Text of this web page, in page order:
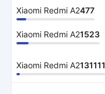
Xiaomi Redmi A2477
Xiaomi Redmi A21523
Xiaomi Redmi A2131111